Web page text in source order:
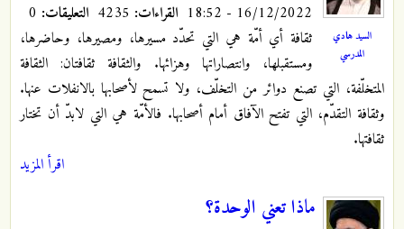
السيد هادي
المدرسي
16/12/2022 - 18:52 القراءات: التعليقات:
ثقافة أي أمّة هي التي تحدّد مسيرها، ومصيرها، وحاضرها،
ومستقبلها، وانتصاراتها وهزائها. والثقافة ثقافتان: الثقافة
المتخلّفة، التي تصنع دوائر من التخلّف، ولا تسمح لأصحابها بالانفلات عنها.
وثقافة التقدّم، التي تفتح الآفاق أمام أصحابها. فالأمّة هي التي لابدّ أن تختار
ثقافتها.
اقرأ المزيد
ماذا تعني الوحدة؟